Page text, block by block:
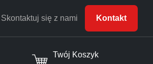
Skontaktuj się z nami Kontakt
Twój Koszyk